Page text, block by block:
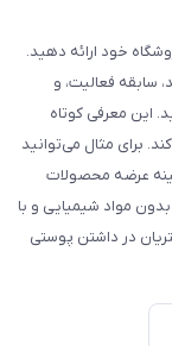
خود ارائه دهید.
سابقه فعالیت، و
این معرفی کوتاه
برای مثال می‌توانید
خود را در زمینه عرضه محصولات
مواد شیمیایی و با
در داشتن پوستی